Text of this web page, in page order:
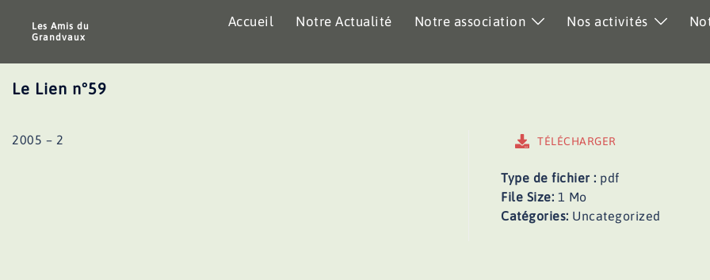
Les Amis du
Grandvaux
Accueil Notre Actualité Notre association Nos activités
Le Lien n°59
2005 – 2 TÉLÉCHARGER
Type de fichier : pdf
File Size: 1 Mo
Catégories: Uncategorized